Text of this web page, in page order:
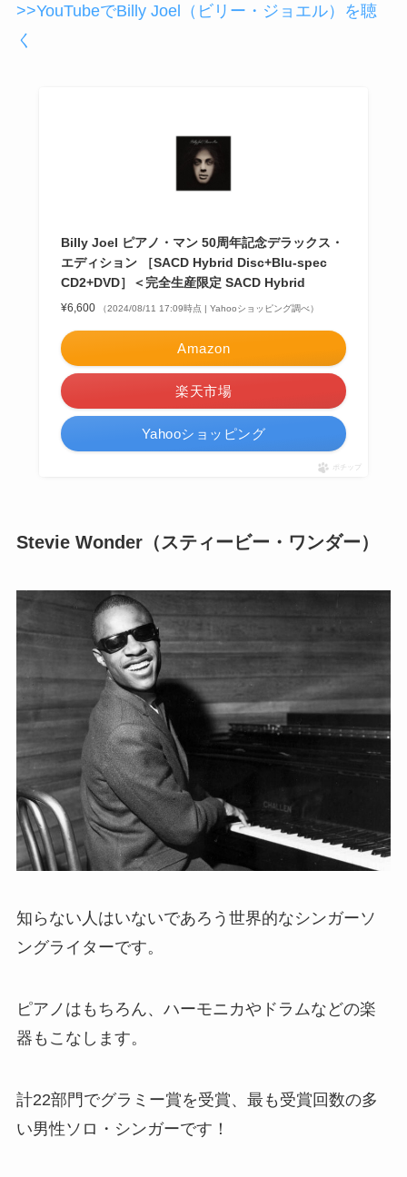
>>YouTubeでBilly Joel（ビリー・ジョエル）を聴
く
Billy Joel ピアノ・マン 50周年記念デラックス・
エディション ［SACD Hybrid Disc+Blu-spec
CD2+DVD］＜完全生産限定 SACD Hybrid
¥6,600 （2024/08/11 17:09時点 | Yahooショッピング調べ）
Amazon
楽天市場
Yahooショッピング
ポチップ
Stevie Wonder（スティービー・ワンダー）
知らない人はいないであろう世界的なシンガーソ
ングライターです。
ピアノはもちろん、ハーモニカやドラムなどの楽
器もこなします。
計22部門でグラミー賞を受賞、最も受賞回数の多
い男性ソロ・シンガーです！